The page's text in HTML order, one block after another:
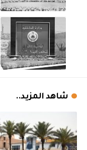
شاهد المزيد..